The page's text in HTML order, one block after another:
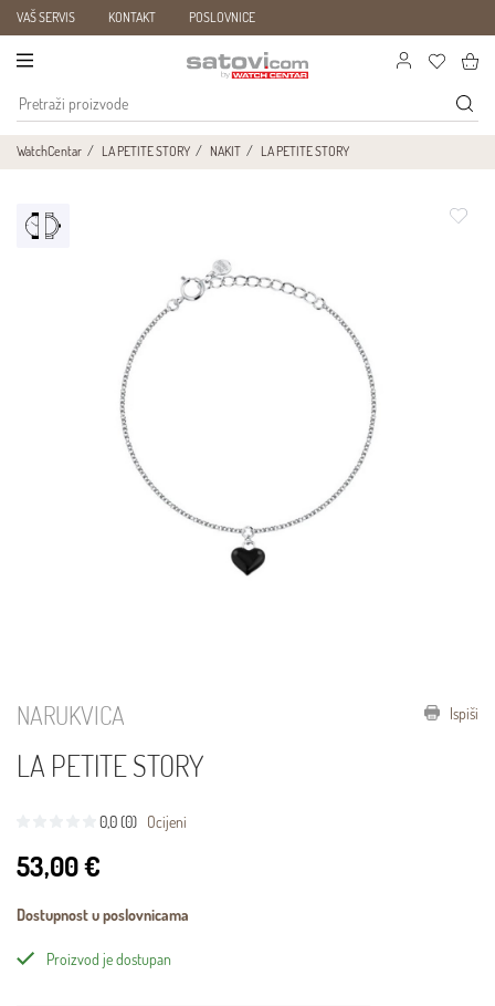
VAŠ SERVIS KONTAKT POSLOVNICE
WatchCentar LA PETITE STORY NAKIT LA PETITE STORY
Ispiši
NARUKVICA
LA PETITE STORY
0,0 (0) Ocijeni
53,00 €
Dostupnost u poslovnicama
Proizvod je dostupan